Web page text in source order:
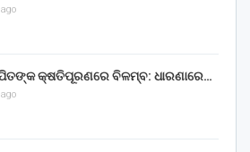
କ୍ଷତିପୂରଣରେ ବିଳମ୍ବ: ଧାରଣାରେ…